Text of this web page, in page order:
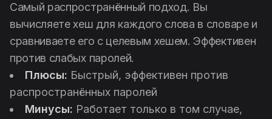
Самый распространённый подход. Вы
вычисляете хеш для каждого слова в словаре и
сравниваете его с целевым хешем. Эффективен
против слабых паролей.
Плюсы: Быстрый, эффективен против
распространённых паролей
Минусы: Работает только в том случае,